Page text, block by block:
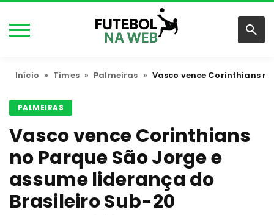
Início » Times » Palmeiras » Vasco vence Corinthians
PALMEIRAS
Vasco vence Corinthians
no Parque São Jorge e
assume liderança do
Brasileiro Sub-20